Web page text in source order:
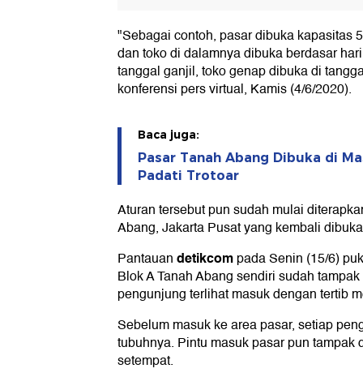
"Sebagai contoh, pasar dibuka kapasitas
dan toko di dalamnya dibuka berdasar
tanggal ganjil, toko genap dibuka di
konferensi pers virtual, Kamis (4/6/2020).
Baca juga:
Pasar Tanah Abang Dibuka di
Padati Trotoar
Aturan tersebut pun sudah mulai
Abang, Jakarta Pusat yang kembali
Pantauandetikcompada Senin (15/6)
Blok A Tanah Abang sendiri sudah
pengunjung terlihat masuk dengan tertib
Sebelum masuk ke area pasar, setiap
tubuhnya. Pintu masuk pasar pun
setempat.